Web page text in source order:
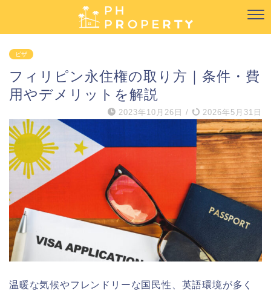
ビザ
フィリピン永住権の取り方｜条件・費
用やデメリットを解説
2023年10月26日 / 2026年5月31日
温暖な気候やフレンドリーな国民性、英語環境が多く